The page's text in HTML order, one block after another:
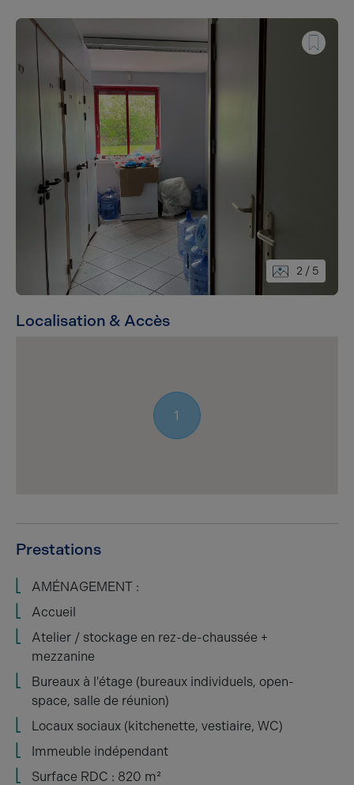
2 / 5
Localisation & Accès
1
Prestations
AMÉNAGEMENT :
Accueil
Atelier / stockage en rez-de-chaussée +
mezzanine
Bureaux à l'étage (bureaux individuels, open-
space, salle de réunion)
Locaux sociaux (kitchenette, vestiaire, WC)
Immeuble indépendant
Surface RDC : 820 m²